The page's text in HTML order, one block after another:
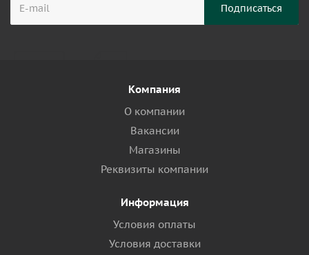
Компания
О компании
Вакансии
Магазины
Реквизиты компании
Информация
Условия оплаты
Условия доставки